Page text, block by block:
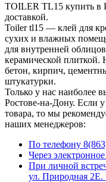
TOILER TL15 купить в
доставкой.
Toiler tl15 — клей для
сухих и влажных
для внутренней
керамической плиткой.
бетон, кирпич,
штукатурки.
Только у нас наиболее
Ростове-на-Дону. Если
товара, то мы
наших менеджеров:
По телефону
Через
При личной
ул. Природная 2Е.